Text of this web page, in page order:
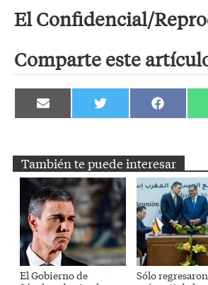
El Confidencial/
Comparte este
Compartir
en
Compartir
en
Compartir
en
También te puede interesar
El Gobierno de
Sólo